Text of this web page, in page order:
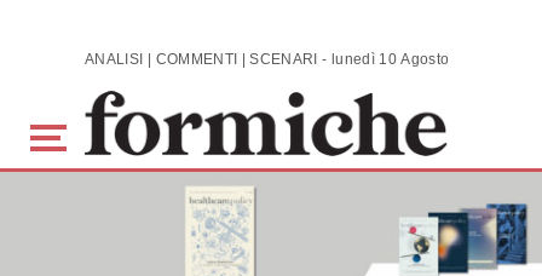
Skip to main content ANALISI | COMMENTI | SCENARI - lunedì 10 Agosto 2026